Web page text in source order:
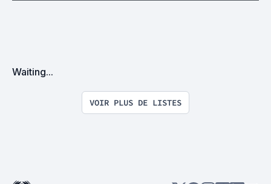
Waiting...
VOIR PLUS DE LISTES